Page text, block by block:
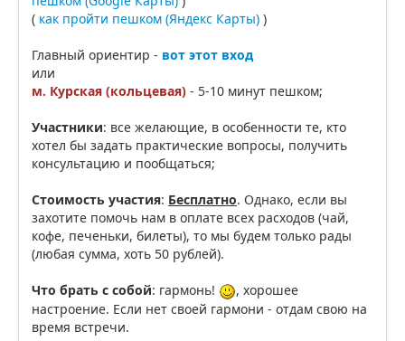
( как пройти пешком (Яндекс Карты) )
Главный ориентир - вот этот вход
или
м. Курская (кольцевая) - 5-10 минут пешком;
Участники: все желающие, в особенности те, кто
хотел бы задать практические вопросы, получить
консультацию и пообщаться;
Стоимость участия: Бесплатно. Однако, если вы
захотите помочь нам в оплате всех расходов (чай,
кофе, печеньки, билеты), то мы будем только рады
(любая сумма, хоть 50 рублей).
Что брать с собой: гармонь!
, хорошее
настроение. Если нет своей гармони - отдам свою на
время встречи.